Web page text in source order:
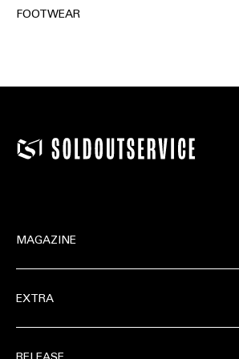
FOOTWEAR
MAGAZINE
EXTRA